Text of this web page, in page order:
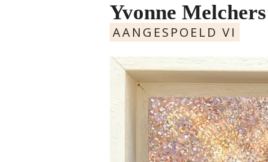
Yvonne Melchers
AANGESPOELD VI